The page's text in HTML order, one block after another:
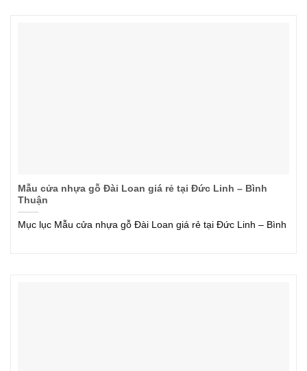
Mẫu cửa nhựa gỗ Đài Loan giá rẻ tại Đức Linh – Bình
Thuận
Mục lục Mẫu cửa nhựa gỗ Đài Loan giá rẻ tại Đức Linh – Bình